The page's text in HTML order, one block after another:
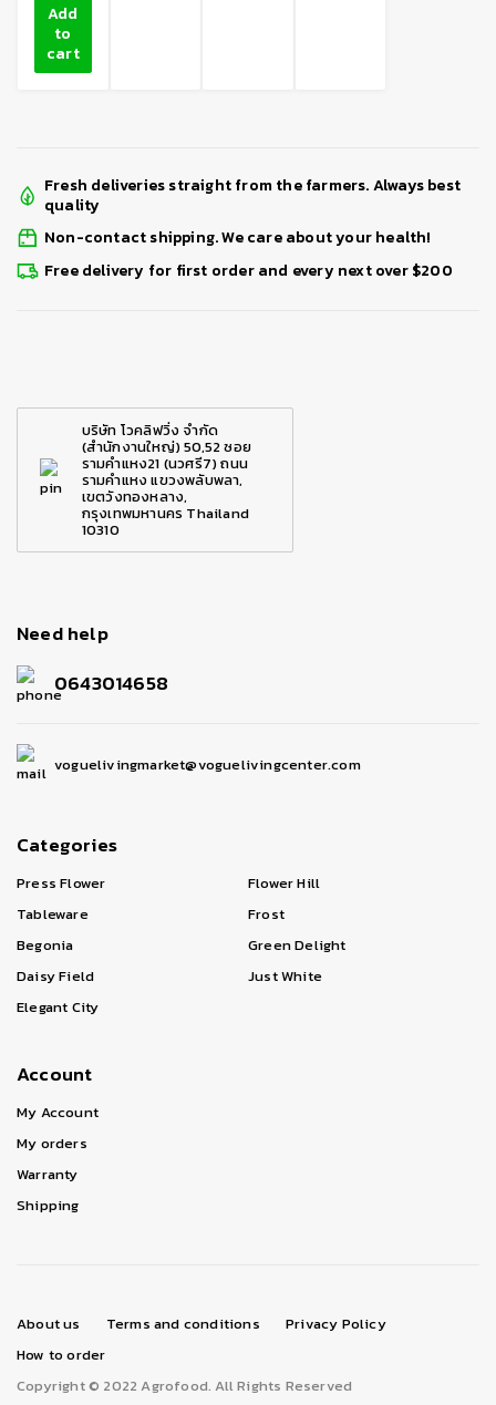
Add
to
cart
Fresh deliveries straight from the farmers. Always best
quality
Non-contact shipping. We care about your health!
Free delivery for first order and every next over $200
บริษัท โวคลิฟวิ่ง จำกัด
(สำนักงานใหญ่) 50,52 ซอย
รามคำแหง21 (นวศรี7) ถนน
รามคำแหง แขวงพลับพลา,
เขตวังทองหลาง,
กรุงเทพมหานคร Thailand
10310
Need help
0643014658
voguelivingmarket@voguelivingcenter.com
Categories
Press Flower
Tableware
Begonia
Daisy Field
Elegant City
Flower Hill
Frost
Green Delight
Just White
Account
My Account
My orders
Warranty
Shipping
About us Terms and conditions
Privacy Policy
How to order
Copyright © 2022 Agrofood. All Rights Reserved